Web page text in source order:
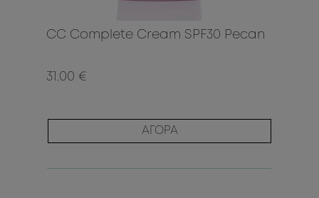
CC Complete Cream SPF30 Pecan
31.00 €
ΑΓΟΡΑ